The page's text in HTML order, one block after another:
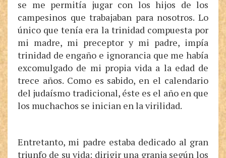
Entretanto, mi padre estaba dedicado al gran
triunfo de su vida: dirigir una granja según los